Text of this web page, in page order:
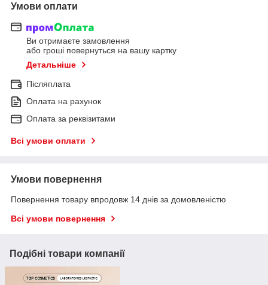
Умови оплати
Ви отримаєте замовлення
або гроші повернуться на вашу картку
Детальніше
Післяплата
Оплата на рахунок
Оплата за реквізитами
Всі умови оплати
Умови повернення
Повернення товару впродовж 14 днів за домовленістю
Всі умови повернення
Подібні товари компанії